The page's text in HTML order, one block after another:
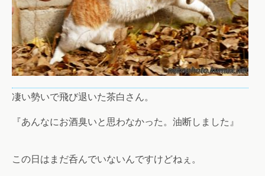
凄い勢いで飛び退いた茶白さん。
『あんなにお酒臭いと思わなかった。油断しました』
この日はまだ呑んでいないんですけどねぇ。